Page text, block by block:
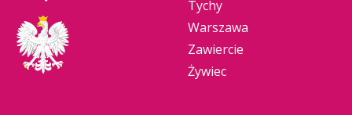
pdf
informacja_o_wyborze_wykona
wcy_2_rid_2022 (402 KB)
Tychy
Warszawa
Zawiercie
Żywiec